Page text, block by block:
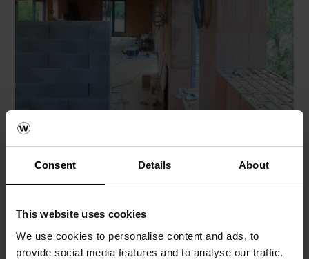
Consent Details About
This website uses cookies
We use cookies to personalise content and ads, to
provide social media features and to analyse our traffic.